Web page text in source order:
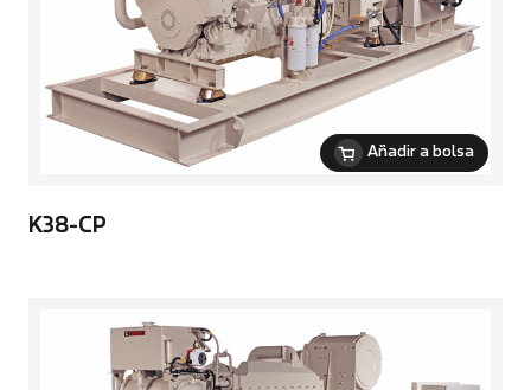
Añadir a bolsa
K38-CP